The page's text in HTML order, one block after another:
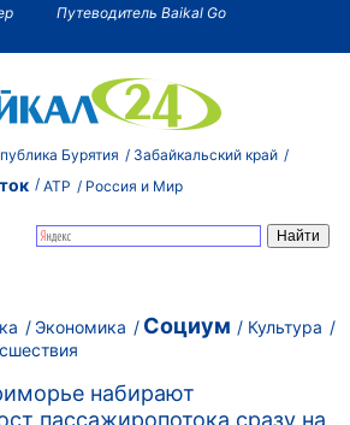
Путеводитель Baikal Go
Бурятия
Забайкальский край
АТР Россия и Мир
Экономика Социум
Культура
набирают
пассажиропотока сразу на